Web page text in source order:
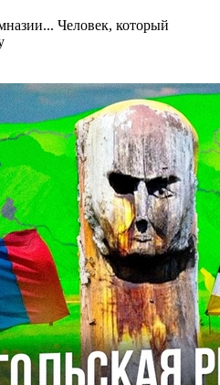
Человек, который